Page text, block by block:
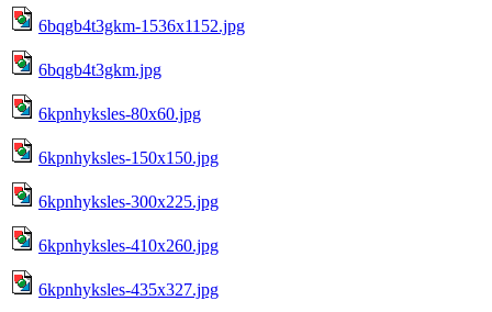
6bqgb4t3gkm-1536x1152.jpg
6bqgb4t3gkm.jpg
6kpnhyksles-80x60.jpg
6kpnhyksles-150x150.jpg
6kpnhyksles-300x225.jpg
6kpnhyksles-410x260.jpg
6kpnhyksles-435x327.jpg